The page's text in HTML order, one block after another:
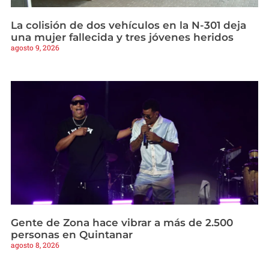
La colisión de dos vehículos en la N-301 deja
una mujer fallecida y tres jóvenes heridos
agosto 9, 2026
Gente de Zona hace vibrar a más de 2.500
personas en Quintanar
agosto 8, 2026